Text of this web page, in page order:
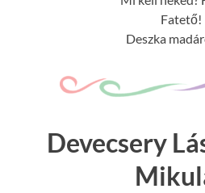
Fatető!
Deszka
Devecsery